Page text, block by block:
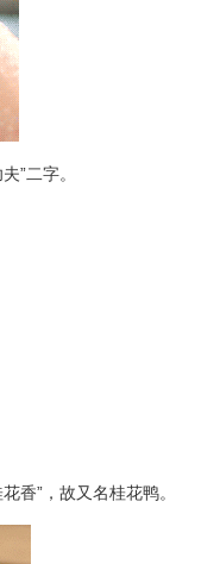
”二字。
”，故又名桂花鸭。